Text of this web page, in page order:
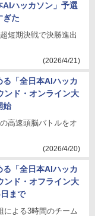
ハッカソン」予選
ぎた
短期決戦で決勝進出
(2026/4/21)
る「全日本AIハッカ
ンド・オンライン大
始
高速頭脳バトルをオ
(2026/4/20)
る「全日本AIハッカ
ンド・オフライン大
まで
による3時間のチーム